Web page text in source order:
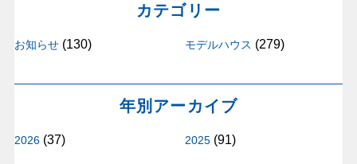
カテゴリー
お知らせ(130) モデルハウス (279)
年別アーカイブ
2026(37) 2025 (91)